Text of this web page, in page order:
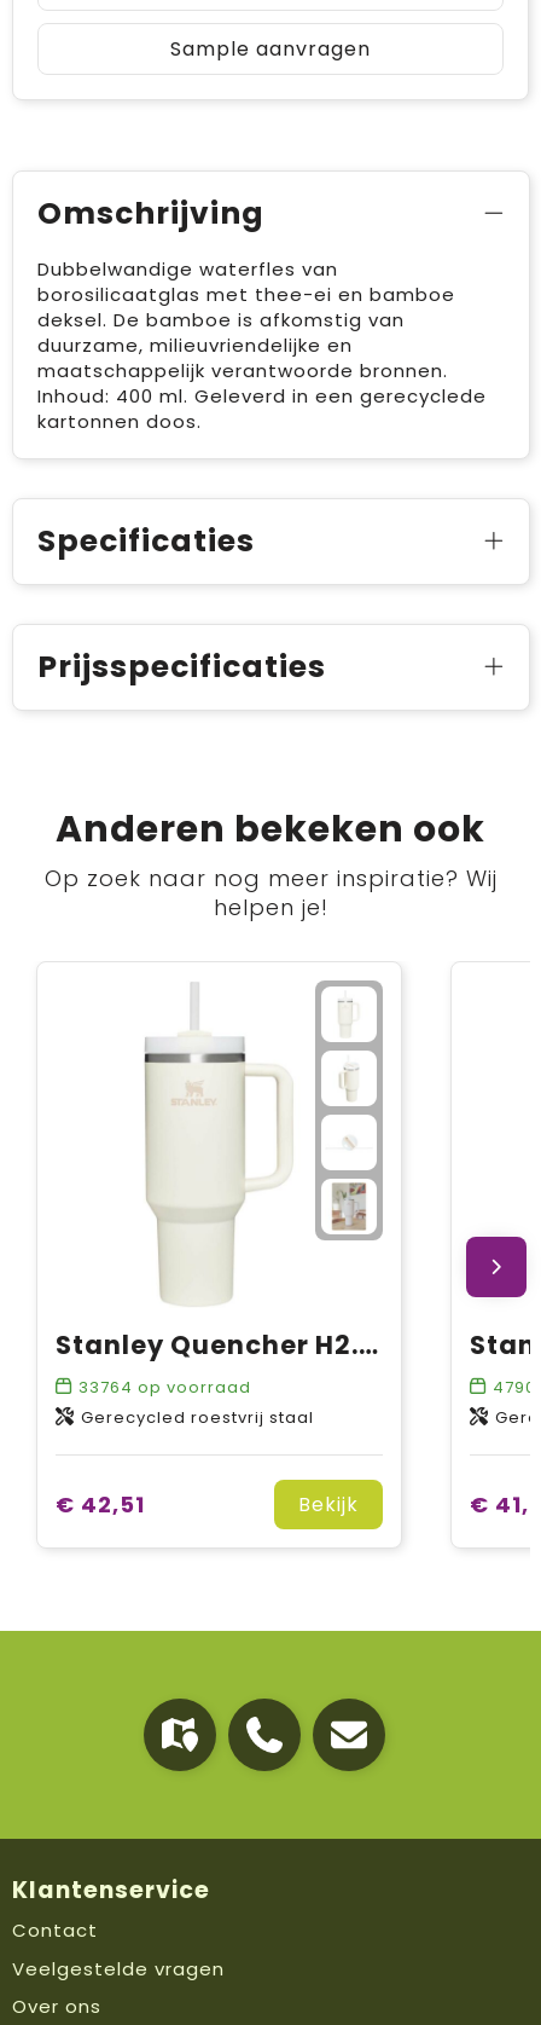
Sample aanvragen
Omschrijving
Dubbelwandige waterfles van
borosilicaatglas met thee-ei en bamboe
deksel. De bamboe is afkomstig van
duurzame, milieuvriendelijke en
maatschappelijk verantwoorde bronnen.
Inhoud: 400 ml. Geleverd in een gerecyclede
kartonnen doos.
Specificaties
Prijsspecificaties
Anderen bekeken ook
Op zoek naar nog meer inspiratie? Wij
helpen je!
Stanley Quencher H2.0 1200 ml beker
33764 op voorraad
Gerecycled roestvrij staal
€ 42,51 Bekijk
4790
€
Klantenservice
Contact
Veelgestelde vragen
Over ons